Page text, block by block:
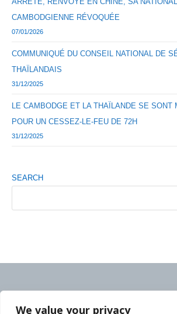
We value your privacy
CAMBODGIENNE RÉVOQUÉE
07/01/2026
COMMUNIQUÉ DU CONSEIL NATIONAL DE
THAÏLANDAIS
31/12/2025
LE CAMBODGE ET LA THAÏLANDE SE SONT
POUR UN CESSEZ-LE-FEU DE 72H
31/12/2025
SEARCH